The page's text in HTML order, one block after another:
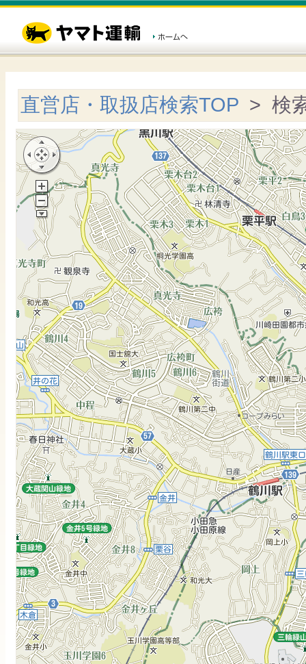
直営店・取扱店検索TOP > 検